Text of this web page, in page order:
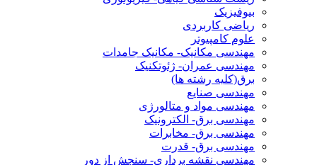
بیوفیزیک
ریاضی کاربردی
علوم کامپیوتر
مهندسی مکانیک- مکانیک جامدات
مهندسی عمران- ژئوتکنیک
برق(کلیه رشته ها)
مهندسی صنایع
مهندسی مواد و متالورژی
مهندسی برق- الکترونیک
مهندسی برق- مخابرات
مهندسی برق- قدرت
مهندسی نقشه برداری- سنجش از دور